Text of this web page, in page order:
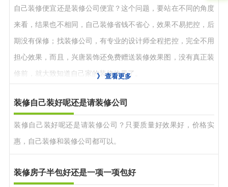
自己装修便宜还是装修公司便宜？这个问题，要站在不同的角度
来看，结果也不相同，自己装修省钱不省心，效果不易把控，后
期没有保修；找装修公司，有专业的设计师全程把控，完全不用
担心效果，而且，兴唐装饰还免费赠送装修效果图，没有真正装
修前，就大致知道自己家的装修效果了。
》 查看更多
装修自己装好呢还是请装修公司
装修自己装好呢还是请装修公司？只要质量好效果好，价格实
惠，自己装修和装修公司都可以。
装修房子半包好还是一项一项包好